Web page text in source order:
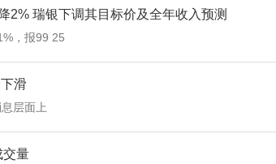
2% 瑞银下调其目标价及全年收入预测
，报99 25
滑
层面上
交量